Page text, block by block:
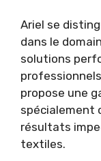
Ariel se
dans le
solutions
propose une
spécialement
résultats
textiles.